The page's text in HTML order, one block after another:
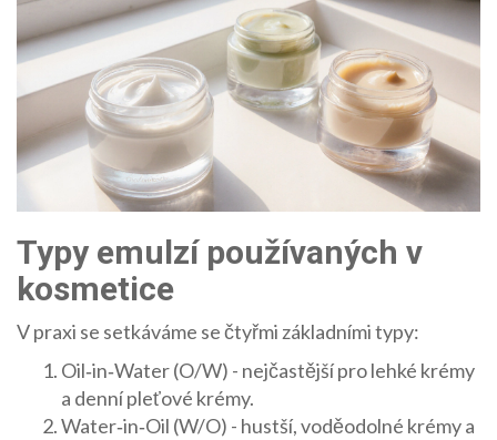
Typy emulzí používaných v
kosmetice
V praxi se setkáváme se čtyřmi základními typy:
Oil‑in‑Water (O/W) - nejčastější pro lehké krémy
a denní pleťové krémy.
Water‑in‑Oil (W/O) - hustší, voděodolné krémy a